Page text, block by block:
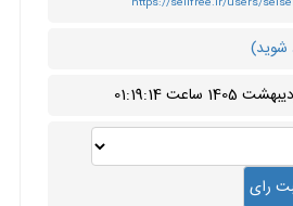
شوید)